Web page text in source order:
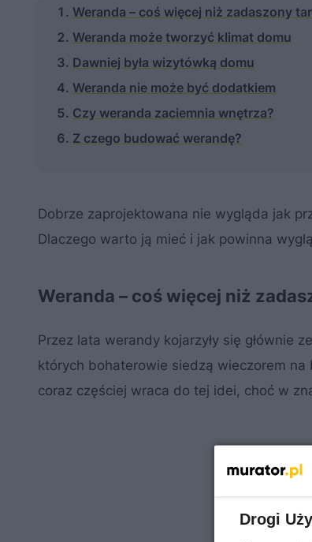
Weranda – coś więcej niż zadaszony
Weranda może tworzyć klimat domu
Dawniej była wizytówką domu
Weranda nie może być dodatkiem
Czy weranda zaciemnia wnętrza?
Z czego budować werandę?
Dobrze zaprojektowana nie wygląda jak
Dlaczego warto ją mieć i jak powinna
Weranda – coś więcej niż
Przez lata werandy kojarzyły się głównie
których bohaterowie siedzą wieczorem
coraz częściej wraca do tej idei, choć w
Drogi